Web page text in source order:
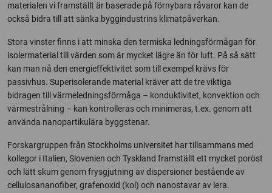
materialen vi framställt är baserade på förnybara råvaror kan de
också bidra till att sänka byggindustrins klimatpåverkan.
Stora vinster finns i att minska den termiska ledningsförmågan för
isolermaterial till värden som är mycket lägre än för luft. På så sätt
kan man nå den energieffektivitet som till exempel krävs för
passivhus. Superisolerande material kräver att de tre viktiga
bidragen till värmeledningsförmåga – konduktivitet, konvektion och
värmestrålning – kan kontrolleras och minimeras, t.ex. genom att
använda nanopartikulära byggstenar.
Forskargruppen från Stockholms universitet har tillsammans med
kollegor i Italien, Slovenien och Tyskland framställt ett mycket poröst
och lätt skum genom frysgjutning av dispersioner bestående av
cellulosananofiber, grafenoxid (kol) och nanostavar av lera.